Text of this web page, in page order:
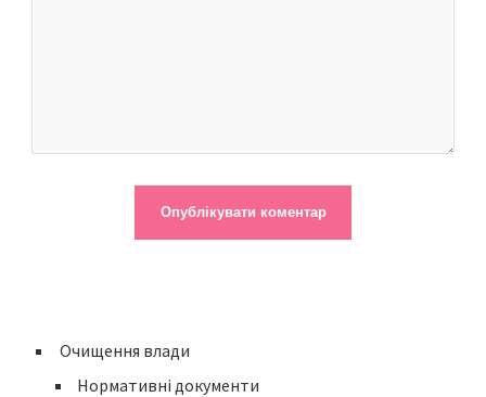
Очищення влади
Нормативні документи